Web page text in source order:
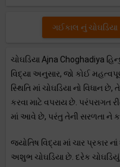
ગઈકાલ નું ચોઘડિયા
ચોઘડિયા Ajna Choghadiya
વિદ્યા અનુસાર, જો કોઈ
સ્થિતિ માં ચોઘડિયા નો વિધાન
કરવા માટે વપરાય છે. પરંપરાગત
માં આવે છે, પરંતુ તેની સરળતા ને
જ્યોતિષ વિદ્યા માં ચાર પ્રકાર
અશુભ ચોઘડિયા છે. દરેક